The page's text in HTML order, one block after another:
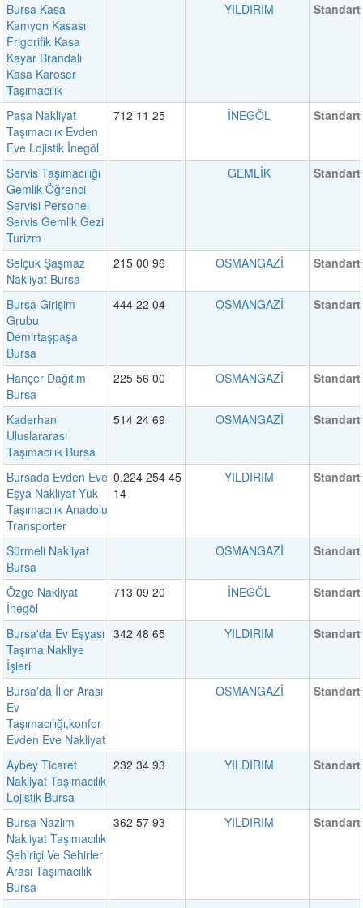
Bursa Kasa
Kamyon Kasası
Frigorifik Kasa
Kayar Brandalı
Kasa Karoser
Taşımacılık
YILDIRIM Standart
Paşa Nakliyat
Taşımacılık Evden
Eve Lojistik İnegöl
712 11 25 İNEGÖL Standart
Servis Taşımacılığı
Gemlik Öğrenci
Servisi Personel
Servis Gemlik Gezi
Turizm
GEMLİK Standart
Selçuk Şaşmaz
Nakliyat Bursa
215 00 96 OSMANGAZİ Standart
Bursa Girişim
Grubu
Demirtaşpaşa
Bursa
444 22 04 OSMANGAZİ Standart
Hançer Dağıtım
Bursa
225 56 00 OSMANGAZİ Standart
Kaderhan
Uluslararası
Taşımacılık Bursa
514 24 69 OSMANGAZİ Standart
Bursada Evden Eve
Eşya Nakliyat Yük
Taşımacılık Anadolu
Transporter
0.224 254 45
14
YILDIRIM Standart
Sürmeli Nakliyat
Bursa
OSMANGAZİ Standart
Özge Nakliyat
İnegöl
713 09 20 İNEGÖL Standart
Bursa'da Ev Eşyası
Taşıma Nakliye
İşleri
342 48 65 YILDIRIM Standart
Bursa'da İller Arası
Ev
Taşımacılığı,konfor
Evden Eve Nakliyat
OSMANGAZİ Standart
Aybey Ticaret
Nakliyat Taşımacılık
Lojistik Bursa
232 34 93 YILDIRIM Standart
Bursa Nazlım
Nakliyat Taşımacılık
Şehiriçi Ve Sehirler
Arası Taşımacılık
Bursa
362 57 93 YILDIRIM Standart